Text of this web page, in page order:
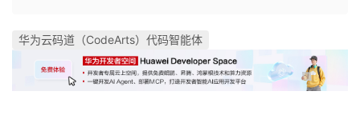
华为云码道（CodeArts）代码智能体